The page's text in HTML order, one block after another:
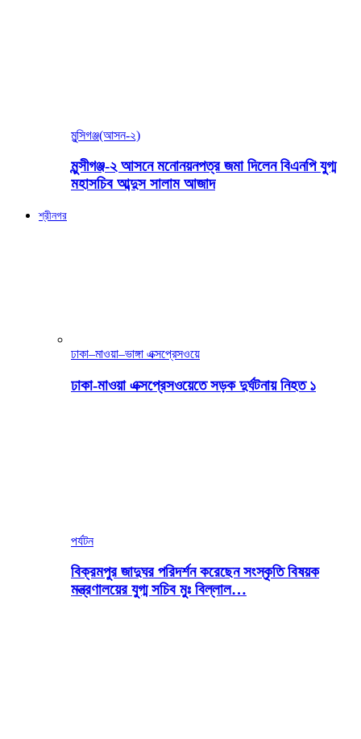
মুন্সিগঞ্জ(আসন-২)
মুন্সীগঞ্জ-২ আসনে মনোনয়নপত্র জমা দিলেন বিএনপি যুগ্ম
মহাসচিব আব্দুস সালাম আজাদ
শ্রীনগর
ঢাকা–মাওয়া–ভাঙ্গা এক্সপ্রেসওয়ে
ঢাকা-মাওয়া এক্সপ্রেসওয়েতে সড়ক দুর্ঘটনায় নিহত ১
পর্যটন
বিক্রমপুর জাদুঘর পরিদর্শন করেছেন সংস্কৃতি বিষয়ক
মন্ত্রণালয়ের যুগ্ম সচিব মুঃ বিল্লাল…